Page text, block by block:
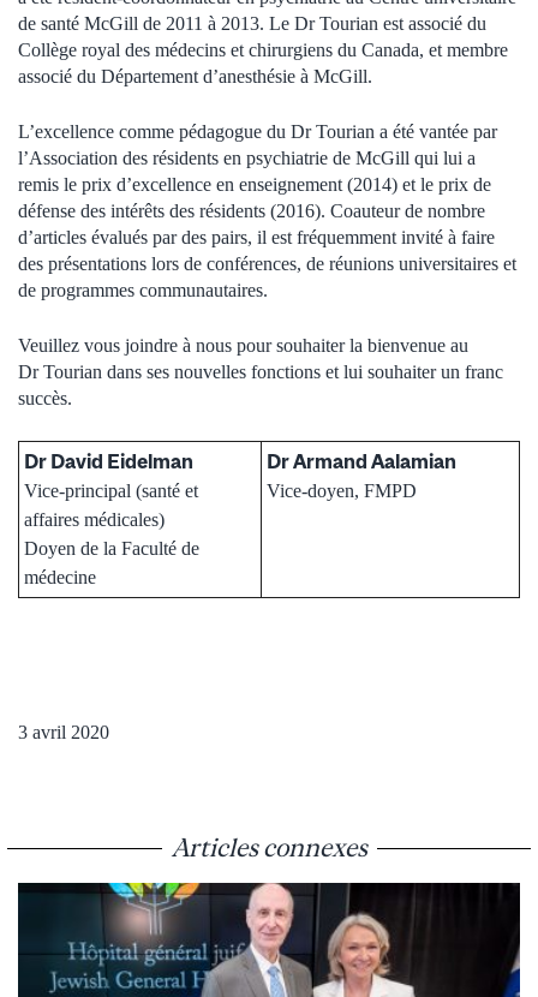
de santé McGill de 2011 à 2013. Le Dr Tourian est associé du
Collège royal des médecins et chirurgiens du Canada, et membre
associé du Département d’anesthésie à McGill.
L’excellence comme pédagogue du Dr Tourian a été vantée par
l’Association des résidents en psychiatrie de McGill qui lui a
remis le prix d’excellence en enseignement (2014) et le prix de
défense des intérêts des résidents (2016). Coauteur de nombre
d’articles évalués par des pairs, il est fréquemment invité à faire
des présentations lors de conférences, de réunions universitaires et
de programmes communautaires.
Veuillez vous joindre à nous pour souhaiter la bienvenue au
Dr Tourian dans ses nouvelles fonctions et lui souhaiter un franc
succès.
Dr David Eidelman
Vice-principal (santé et
affaires médicales)
Doyen de la Faculté de
médecine
Dr Armand Aalamian
Vice-doyen, FMPD
3 avril 2020
Articles connexes